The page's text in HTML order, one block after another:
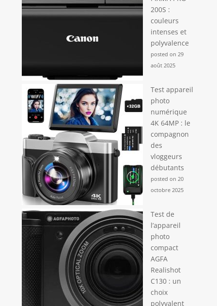
200S :
couleurs
intenses et
polyvalence
posted on 29
août 2025
Test appareil
photo
numérique
4K 64MP : le
compagnon
des
vloggeurs
débutants
posted on 20
octobre 2025
Test de
l’appareil
photo
compact
AGFA
Realishot
C130 : un
choix
polyvalent